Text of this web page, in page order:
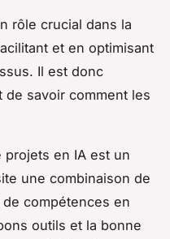
rôle crucial dans la
et en optimisant
Il est donc
savoir comment les
projets en IA est un
une combinaison de
compétences en
outils et la bonne